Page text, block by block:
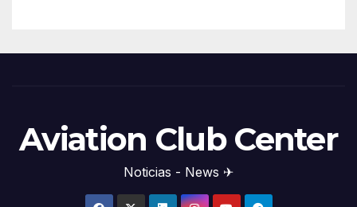
Aviation Club Center
Noticias - News ✈